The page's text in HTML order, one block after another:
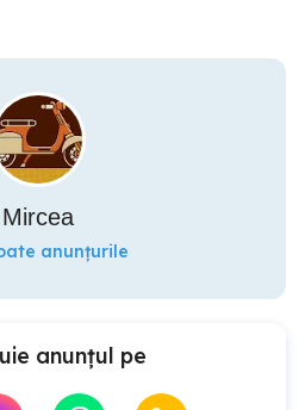
Mircea
anunțurile
anunțul pe